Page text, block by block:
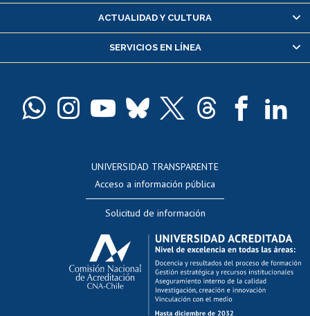
Servicio médico y dental
Pago de arancel y crédito alumnos
Docentes
Evaluación docente
Calificación académica
Postulación al AUCAI
Funcionarias/os
Cursos internos de capacitación
ACTUALIDAD Y CULTURA
SERVICIOS EN LÍNEA
UNIVERSIDAD TRANSPARENTE
Acceso a información pública
Solicitud de información